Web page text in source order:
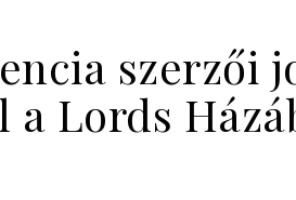
szerzői
a Lords